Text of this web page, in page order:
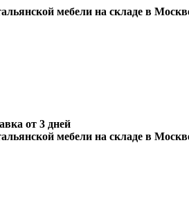
мебели на складе в
от 3 дней
мебели на складе в